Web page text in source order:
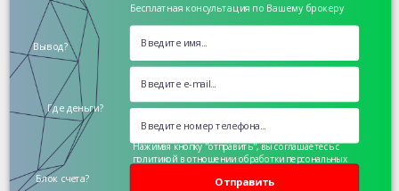
Бесплатная консультация по Вашему брокеру
Вывод?
Где деньги?
Блок счета? Отправить
Нажимая кнопку "отправить", вы соглашаетесь с
политикой в отношении обработки персональных